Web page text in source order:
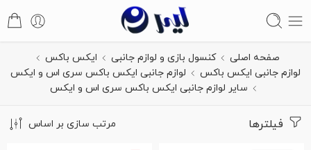
صفحه اصلی کنسول بازی و لوازم جانبی
ایکس باکس
لوازم جانبی ایکس باکس
لوازم جانبی ایکس باکس سری اس و ایکس
سایر لوازم جانبی ایکس باکس سری اس و ایکس
فیلترها مرتب سازی بر اساس